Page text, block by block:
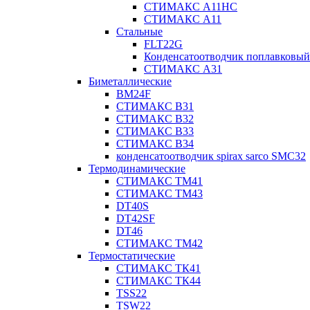
СТИМАКС А11HC
СТИМАКС А11
Стальные
FLT22G
Конденсатоотводчик
СТИМАКС А31
Биметаллические
BM24F
СТИМАКС B31
СТИМАКС В32
СТИМАКС В33
СТИМАКС B34
конденсатоотводчик spirax sarco SMC32
Термодинамические
СТИМАКС ТМ41
СТИМАКС ТМ43
DT40S
DT42SF
DT46
СТИМАКС ТМ42
Термостатические
СТИМАКС ТК41
СТИМАКС ТК44
TSS22
TSW22